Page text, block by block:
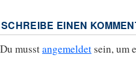
SCHREIBE EINEN
Du musstangemeldet sein, um